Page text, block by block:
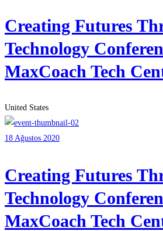
Creating Futures
Technology
MaxCoach Tech
United States
18 Ağustos 2020
Creating Futures
Technology
MaxCoach Tech